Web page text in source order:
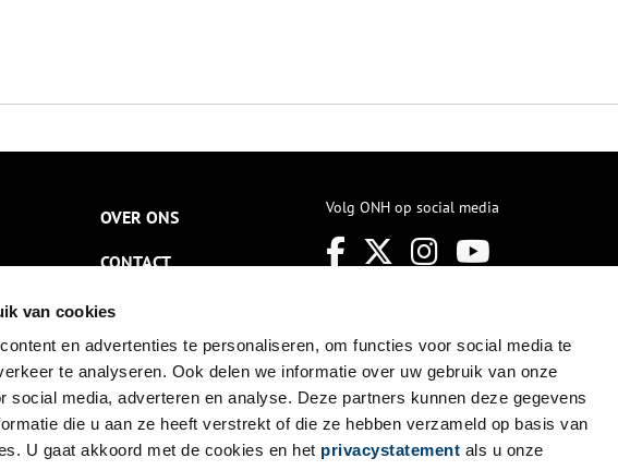
van cookies
en advertenties te personaliseren, om functies voor social media te
te analyseren. Ook delen we informatie over uw gebruik van onze
social media, adverteren en analyse. Deze partners kunnen deze gegevens
die u aan ze heeft verstrekt of die ze hebben verzameld op basis van
U gaat akkoord met de cookies en het privacystatement als u onze
OVER ONS
CONTACT
NIEUWSBRIEF
DISCLAIMER
PRIVACY
TOEGANKELIJKHEID
Volg ONH op social media